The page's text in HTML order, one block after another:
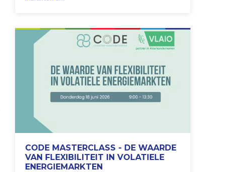
CODE MASTERCLASS - DE WAARDE
VAN FLEXIBILITEIT IN VOLATIELE
ENERGIEMARKTEN